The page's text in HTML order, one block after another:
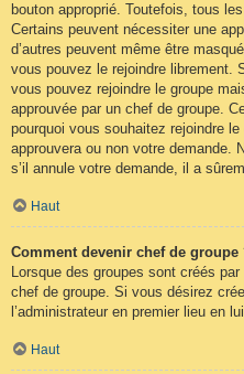
bouton approprié. Toutefois, tous
Certains peuvent nécessiter une
d’autres peuvent même être
vous pouvez le rejoindre librement.
vous pouvez rejoindre le groupe
approuvée par un chef de groupe.
pourquoi vous souhaitez rejoindre le
approuvera ou non votre demande.
s’il annule votre demande, il a
Haut
Comment devenir chef de groupe
Lorsque des groupes sont créés
chef de groupe. Si vous désirez
l’administrateur en premier lieu en
Haut